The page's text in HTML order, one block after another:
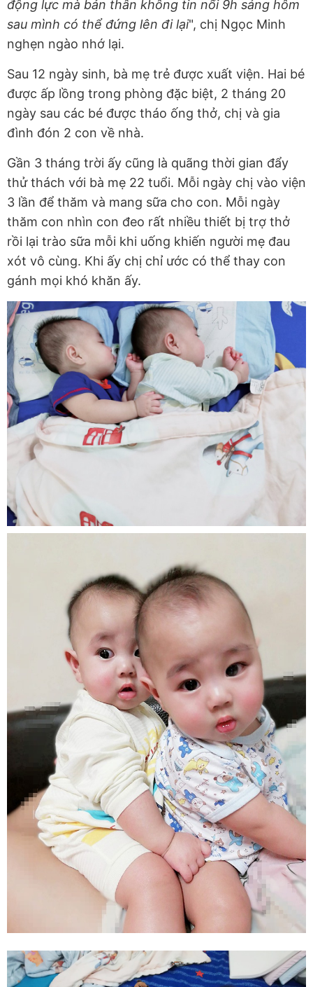
động lực mà bản thân không tin nổi 9h sáng hôm
sau mình có thể đứng lên đi lại", chị Ngọc Minh
nghẹn ngào nhớ lại.
Sau 12 ngày sinh, bà mẹ trẻ được xuất viện. Hai bé
được ấp lồng trong phòng đặc biệt, 2 tháng 20
ngày sau các bé được tháo ống thở, chị và gia
đình đón 2 con về nhà.
Gần 3 tháng trời ấy cũng là quãng thời gian đẩy
thử thách với bà mẹ 22 tuổi. Mỗi ngày chị vào viện
3 lần để thăm và mang sữa cho con. Mỗi ngày
thăm con nhìn con đeo rất nhiều thiết bị trợ thở
rồi lại trào sữa mỗi khi uống khiến người mẹ đau
xót vô cùng. Khi ấy chị chỉ ước có thể thay con
gánh mọi khó khăn ấy.